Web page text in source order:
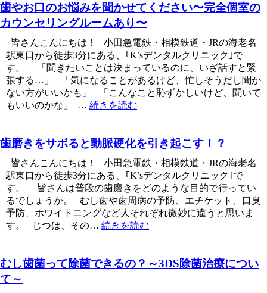
歯やお口のお悩みを聞かせてください〜完全個室の
カウンセリングルームあり〜
皆さんこんにちは！ 小田急電鉄・相模鉄道・JRの海老名
駅東口から徒歩3分にある、｢K’sデンタルクリニック｣で
す。 「聞きたいことは決まっているのに、いざ話すと緊
張する…」 「気になることがあるけど、忙しそうだし聞か
ない方がいいかも」 「こんなこと恥ずかしいけど、聞いて
もいいのかな」 … 続きを読む
歯磨きをサボると動脈硬化を引き起こす！？
皆さんこんにちは！ 小田急電鉄・相模鉄道・JRの海老名
駅東口から徒歩3分にある、｢K’sデンタルクリニック｣で
す。 皆さんは普段の歯磨きをどのような目的で行ってい
るでしょうか。 むし歯や歯周病の予防、エチケット、口臭
予防、ホワイトニングなど人それぞれ微妙に違うと思いま
す。 じつは、その​​​​​… 続きを読む
むし歯菌って除菌できるの？～3DS除菌治療につい
て～